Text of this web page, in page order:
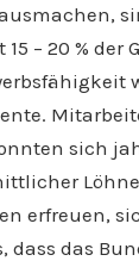
– 20 % der
sich
erfreuen,
dass das